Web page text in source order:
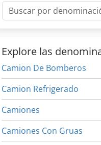
Explore las
Camion De Bomberos
Camion Refrigerado
Camiones
Camiones Con Gruas